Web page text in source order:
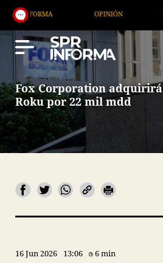
OPINIÓN ARTÍCULOS
Fox Corporation adquirirá
Roku por 22 mil mdd
16 Jun 2026 13:06 6 min